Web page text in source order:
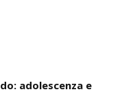
adolescenza e